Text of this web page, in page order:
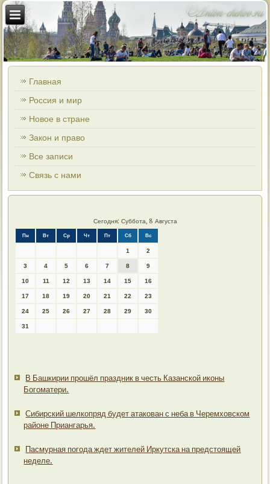
Главная
Россия и мир
Новое в стране
Закон и право
Все записи
Связь с нами
Сегодня: Суббота, 8 Августа
Пн Вт Ср Чт Пт Сб Вс
1 2
3 4 5 6 7 8 9
10 11 12 13 14 15 16
17 18 19 20 21 22 23
24 25 26 27 28 29 30
31
В Башкирии прошёл праздник в честь Казанской иконы
Богоматери.
Сибирский шелкопряд будет атакован с неба в Черемховском
районе Приангарья.
Пасмурная погода ждет жителей Иркутска на предстоящей
неделе.